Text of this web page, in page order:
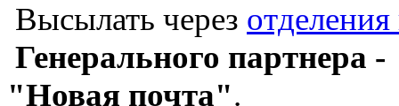
Высылать через
Генерального партнера -
"Новая почта".